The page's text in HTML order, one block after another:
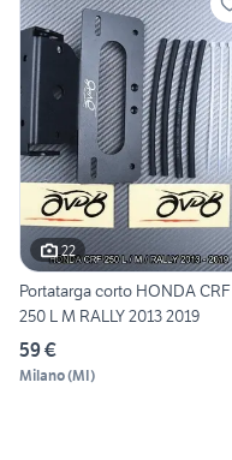
22
Portatarga corto HONDA CRF
250 L M RALLY 2013 2019
59 €
Milano(MI)